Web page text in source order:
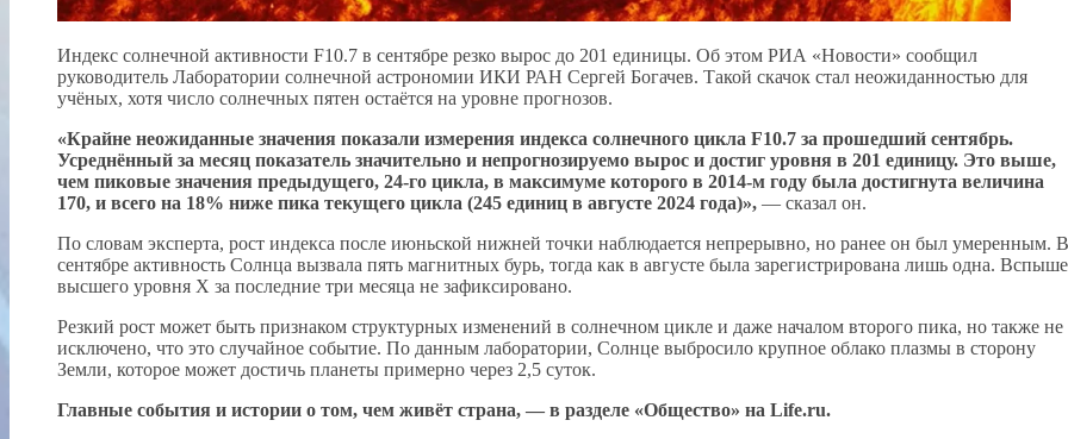
Индекс солнечной активности F10.7 в сентябре резко вырос до 201 единицы. Об этом РИА «Новости» сообщил
руководитель Лаборатории солнечной астрономии ИКИ РАН Сергей Богачев. Такой скачок стал неожиданностью для
учёных, хотя число солнечных пятен остаётся на уровне прогнозов.
«Крайне неожиданные значения показали измерения индекса солнечного цикла F10.7 за прошедший сентябрь.
Усреднённый за месяц показатель значительно и непрогнозируемо вырос и достиг уровня в 201 единицу. Это выше,
чем пиковые значения предыдущего, 24-го цикла, в максимуме которого в 2014-м году была достигнута величина
170, и всего на 18% ниже пика текущего цикла (245 единиц в августе 2024 года)», — сказал он.
По словам эксперта, рост индекса после июньской нижней точки наблюдается непрерывно, но ранее он был умеренным. В
сентябре активность Солнца вызвала пять магнитных бурь, тогда как в августе была зарегистрирована лишь одна.
высшего уровня X за последние три месяца не зафиксировано.
Резкий рост может быть признаком структурных изменений в солнечном цикле и даже началом второго пика, но также не
исключено, что это случайное событие. По данным лаборатории, Солнце выбросило крупное облако плазмы в сторону
Земли, которое может достичь планеты примерно через 2,5 суток.
Главные события и истории о том, чем живёт страна, — в разделе «Общество» на Life.ru.